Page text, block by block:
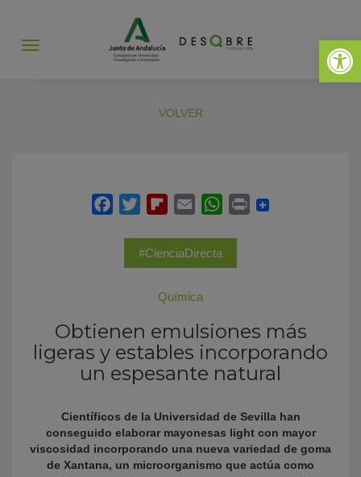
Abrir
Abrir
VOLVER
#CienciaDirecta
Química
Obtienen emulsiones más
ligeras y estables incorporando
un espesante natural
Científicos de la Universidad de Sevilla han
conseguido elaborar mayonesas light con mayor
viscosidad incorporando una nueva variedad de goma
de Xantana, un microorganismo que actúa como